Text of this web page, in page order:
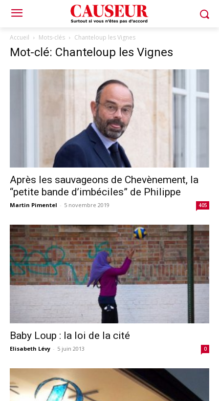
Accueil Mots-clés Chanteloup les Vignes
Mot-clé: Chanteloup les Vignes
Après les sauvageons de Chevènement, la
“petite bande d’imbéciles” de Philippe
Martin Pimentel - 5 novembre 2019 405
Baby Loup : la loi de la cité
Elisabeth Lévy - 5 juin 2013 0